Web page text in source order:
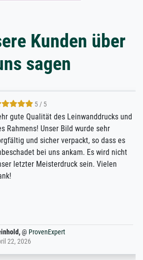
Kunden über
sagen
5 / 5
des Leinwanddrucks und
Unser Bild wurde sehr
sicher verpackt, so dass es
bei uns ankam. Es wird nicht
Meisterdruck sein. Vielen